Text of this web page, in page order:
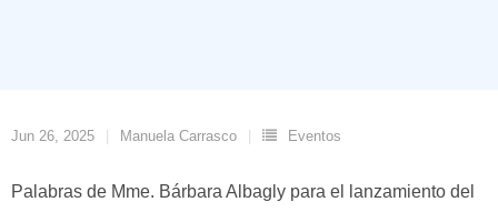
Jun 26, 2025 Manuela Carrasco Eventos
Palabras de Mme. Bárbara Albagly para el lanzamiento del